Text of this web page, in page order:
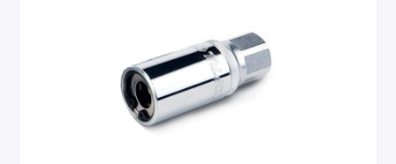
Автотовары прочее